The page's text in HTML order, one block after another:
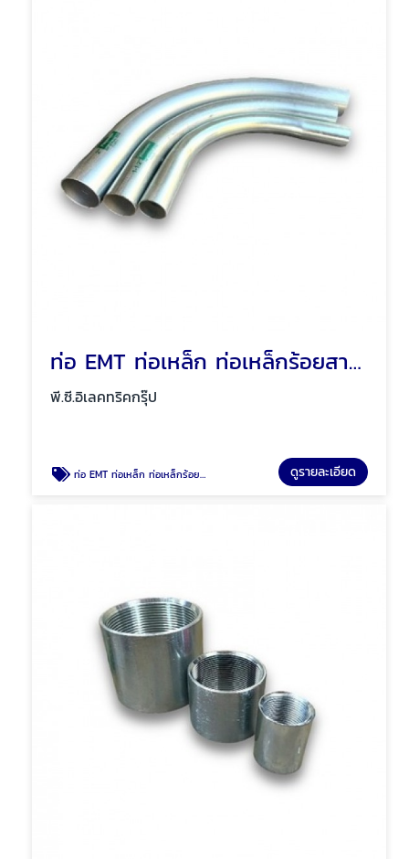
ท่อ EMT ท่อเหล็ก ท่อเหล็กร้อยสายไฟ พัทยา ชลบุรี
พี.ซี.อิเลคทริคกรุ๊ป
ท่อ EMT ท่อเหล็ก ท่อเหล็กร้อยสายไฟ ดูรายละเอียด